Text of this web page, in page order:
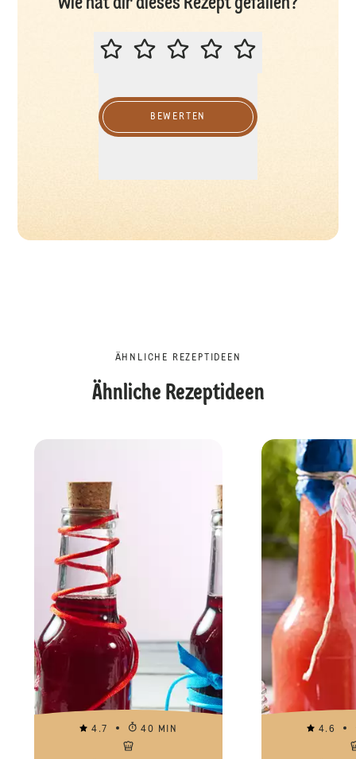
Wie hat dir dieses Rezept gefallen?
BITTE BEWERTEN SIE DIESES
BEWERTEN
ÄHNLICHE REZEPTIDEEN
Ähnliche Rezeptideen
4.7 40 MIN 4.6